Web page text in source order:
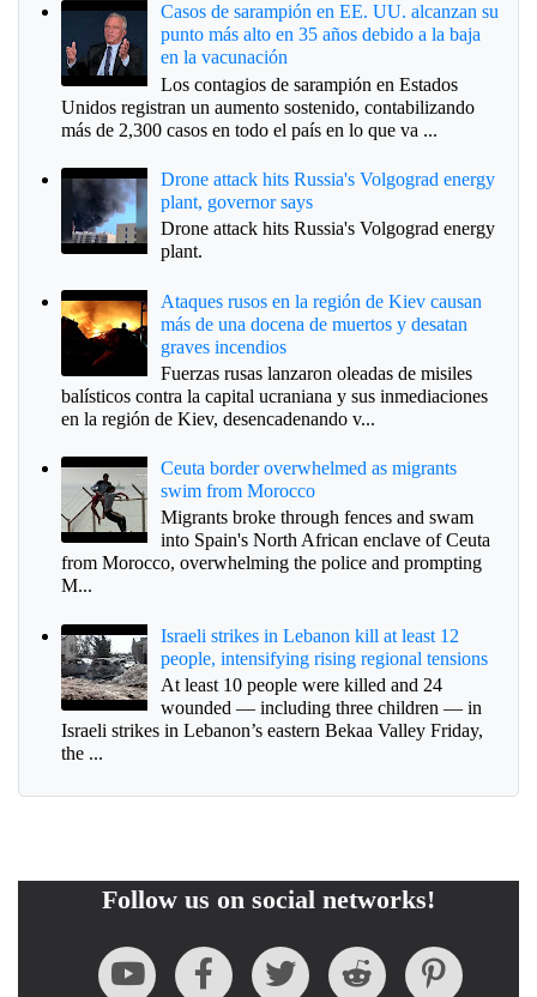
Casos de sarampión en EE. UU. alcanzan su
punto más alto en 35 años debido a la baja
en la vacunación
Los contagios de sarampión en Estados
Unidos registran un aumento sostenido, contabilizando
más de 2,300 casos en todo el país en lo que va ...
Drone attack hits Russia's Volgograd energy
plant, governor says
Drone attack hits Russia's Volgograd energy
plant.
Ataques rusos en la región de Kiev causan
más de una docena de muertos y desatan
graves incendios
Fuerzas rusas lanzaron oleadas de misiles
balísticos contra la capital ucraniana y sus inmediaciones
en la región de Kiev, desencadenando v...
Ceuta border overwhelmed as migrants
swim from Morocco
Migrants broke through fences and swam
into Spain's North African enclave of Ceuta
from Morocco, overwhelming the police and prompting
M...
Israeli strikes in Lebanon kill at least 12
people, intensifying rising regional tensions
At least 10 people were killed and 24
wounded — including three children — in
Israeli strikes in Lebanon’s eastern Bekaa Valley Friday,
the ...
Follow us on social networks!